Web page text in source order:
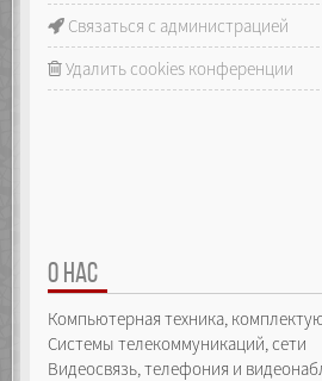
Связаться с администрацией
Удалить cookies конференции
О НАС
Компьютерная техника,
Системы телекоммуникаций, сети
Видеосвязь, телефония и